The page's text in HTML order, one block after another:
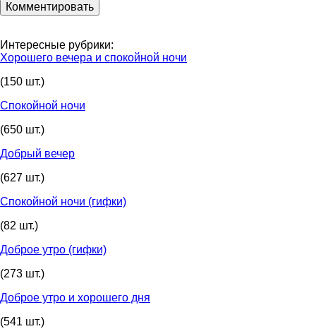
Интересные рубрики:
Хорошего вечера и спокойной ночи
(150 шт.)
Спокойной ночи
(650 шт.)
Добрый вечер
(627 шт.)
Спокойной ночи (гифки)
(82 шт.)
Доброе утро (гифки)
(273 шт.)
Доброе утро и хорошего дня
(541 шт.)